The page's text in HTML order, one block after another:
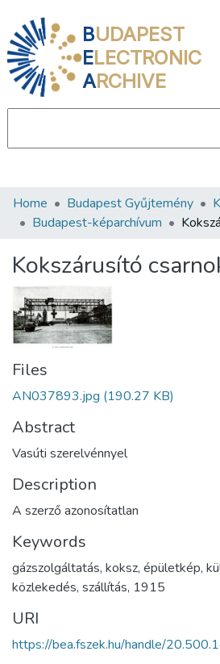
BUDAPEST
ELECTRONIC
ARCHIVE
Communities & Collections
Statistics
About us
Home Budapest Gyűjtemény
Budapest-képarchívum
Kokszárusító
Files
AN037893.jpg (190.27 KB)
Abstract
Vasúti szerelvénnyel
Description
A szerző azonosítatlan
Keywords
gázszolgáltatás, koksz, épületkép,
közlekedés, szállítás, 1915
URI
https://bea.fszek.hu/handle/